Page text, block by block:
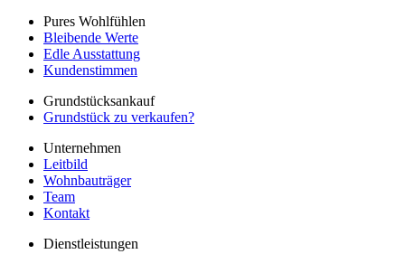
Pures Wohlfühlen
Bleibende Werte
Edle Ausstattung
Kundenstimmen
Grundstücksankauf
Grundstück zu verkaufen?
Unternehmen
Leitbild
Wohnbauträger
Team
Kontakt
Dienstleistungen